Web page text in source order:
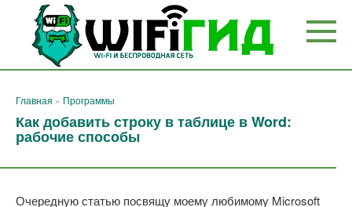
Перейти
контенту
Главная » Программы
Как добавить строку в таблице в Word:
рабочие способы
Очередную статью посвящу моему любимому Microsoft